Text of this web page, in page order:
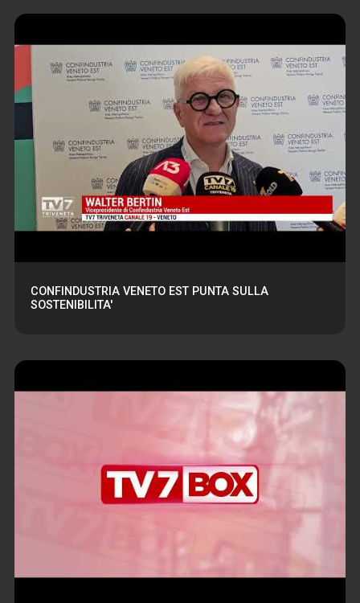
CONFINDUSTRIA VENETO EST PUNTA SULLA
SOSTENIBILITA'